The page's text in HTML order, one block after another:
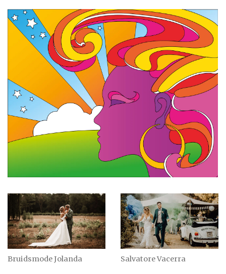
Bruidsmode Jolanda Salvatore Vacerra